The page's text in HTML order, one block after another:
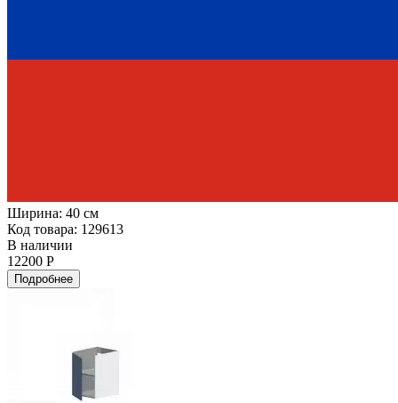
Ширина: 40 см
Код товара: 129613
В наличии
12200 Р
Подробнее